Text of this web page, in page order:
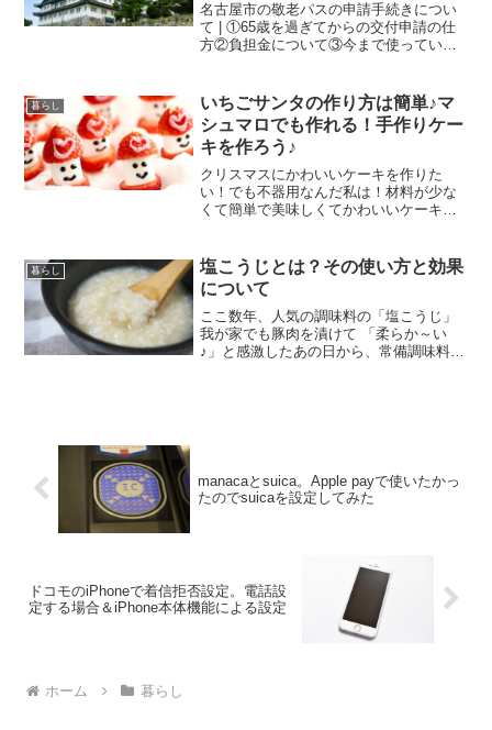
名古屋市の敬老パスの申請手続きについ
て | ①65歳を過ぎてからの交付申請の仕
方②負担金について③今まで使っていた
老パスの交付」があります。65歳近くに
なると、手続きができるようになるので
すが、65歳を過ぎて久しい母が「交付手
続きをしたい」と申し…
暮らし
いちごサンタの作り方は簡単♪マ
シュマロでも作れる！手作りケー
キを作ろう♪
クリスマスにかわいいケーキを作りた
い！でも不器用なんだ私は！材料が少な
くて簡単で美味しくてかわいいケーキは
サンタ」の作り方を確認しておけば、ク
リスマスに突然かわいいケーキが作りた
くなる衝動に駆られても大丈夫！クリス
マスに備えておきましょう♪
暮らし
塩こうじとは？その使い方と効果
について
ここ数年、人気の調味料の「塩こうじ」
我が家でも豚肉を漬けて 「柔らか～い
♪」と感激したあの日から、常備調味料の
manacaとsuica。Apple payで使いたかっ
たのでsuicaを設定してみた
ドコモのiPhoneで着信拒否設定。電話設
定する場合＆iPhone本体機能による設定
ホーム 暮らし